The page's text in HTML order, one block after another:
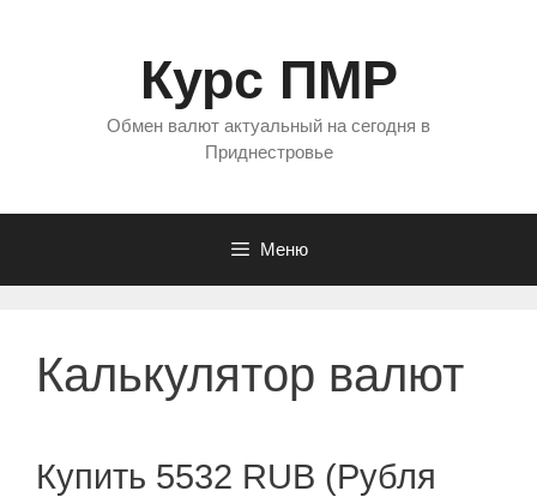
Курс ПМР
Обмен валют актуальный на сегодня в
Приднестровье
Меню
Калькулятор валют
Купить 5532 RUB (Рубля